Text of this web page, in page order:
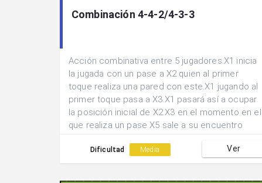
Combinación 4-4-2/4-3-3
Acción combinativa entre 5 jugadores.X1 inicia
la jugada con un pase a X2 quien al primer
toque realiza una pared con este.X1 jugando al
primer toque pasa a X3.X1 pasará así a ocupar
la posición inicial de X2.X3 en el momento en el
que realiza un pase X5 sale a su encuentro
buscando la llegada de X4.X5 pasará a ocupar
la posición de X1 y X4 pasará a la posta
Dificultad Media Ver